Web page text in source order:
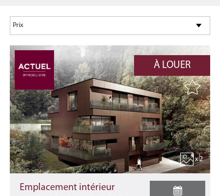
À LOUER
x 2
Emplacement intérieur